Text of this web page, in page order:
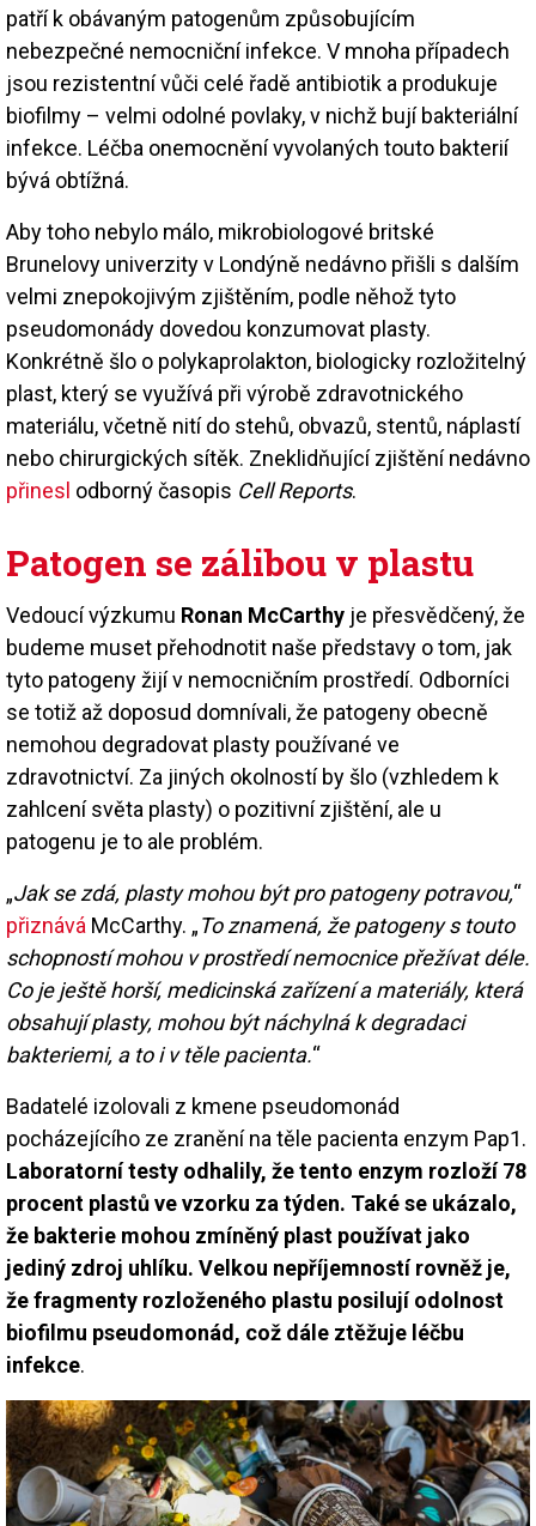
patří k obávaným patogenům způsobujícím
nebezpečné nemocniční infekce. V mnoha případech
jsou rezistentní vůči celé řadě antibiotik a produkuje
biofilmy – velmi odolné povlaky, v nichž bují bakteriální
infekce. Léčba onemocnění vyvolaných touto bakterií
bývá obtížná.
Aby toho nebylo málo, mikrobiologové britské
Brunelovy univerzity v Londýně nedávno přišli s dalším
velmi znepokojivým zjištěním, podle něhož tyto
pseudomonády dovedou konzumovat plasty.
Konkrétně šlo o polykaprolakton, biologicky rozložitelný
plast, který se využívá při výrobě zdravotnického
materiálu, včetně nití do stehů, obvazů, stentů, náplastí
nebo chirurgických sítěk. Zneklidňující zjištění nedávno
přinesl odborný časopis Cell Reports.
Patogen se zálibou v plastu
Vedoucí výzkumu Ronan McCarthy je přesvědčený, že
budeme muset přehodnotit naše představy o tom, jak
tyto patogeny žijí v nemocničním prostředí. Odborníci
se totiž až doposud domnívali, že patogeny obecně
nemohou degradovat plasty používané ve
zdravotnictví. Za jiných okolností by šlo (vzhledem k
zahlcení světa plasty) o pozitivní zjištění, ale u
patogenu je to ale problém.
„Jak se zdá, plasty mohou být pro patogeny potravou,“
přiznává McCarthy. „To znamená, že patogeny s touto
schopností mohou v prostředí nemocnice přežívat déle.
Co je ještě horší, medicinská zařízení a materiály, která
obsahují plasty, mohou být náchylná k degradaci
bakteriemi, a to i v těle pacienta.“
Badatelé izolovali z kmene pseudomonád
pocházejícího ze zranění na těle pacienta enzym Pap1.
Laboratorní testy odhalily, že tento enzym rozloží 78
procent plastů ve vzorku za týden. Také se ukázalo,
že bakterie mohou zmíněný plast používat jako
jediný zdroj uhlíku. Velkou nepříjemností rovněž je,
že fragmenty rozloženého plastu posilují odolnost
biofilmu pseudomonád, což dále ztěžuje léčbu
infekce.
Image